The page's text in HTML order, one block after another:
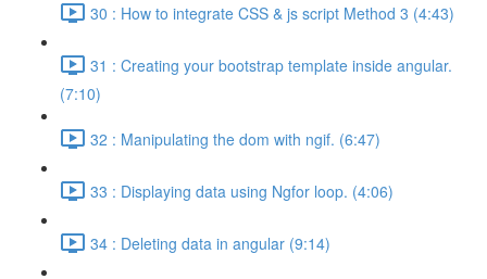
30 : How to integrate CSS & js script Method 3 (4:43)
31 : Creating your bootstrap template inside angular.
(7:10)
32 : Manipulating the dom with ngif. (6:47)
33 : Displaying data using Ngfor loop. (4:06)
34 : Deleting data in angular (9:14)